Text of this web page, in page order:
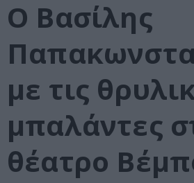
Ο Βασίλης
με τις
μπαλάντες
θέατρο